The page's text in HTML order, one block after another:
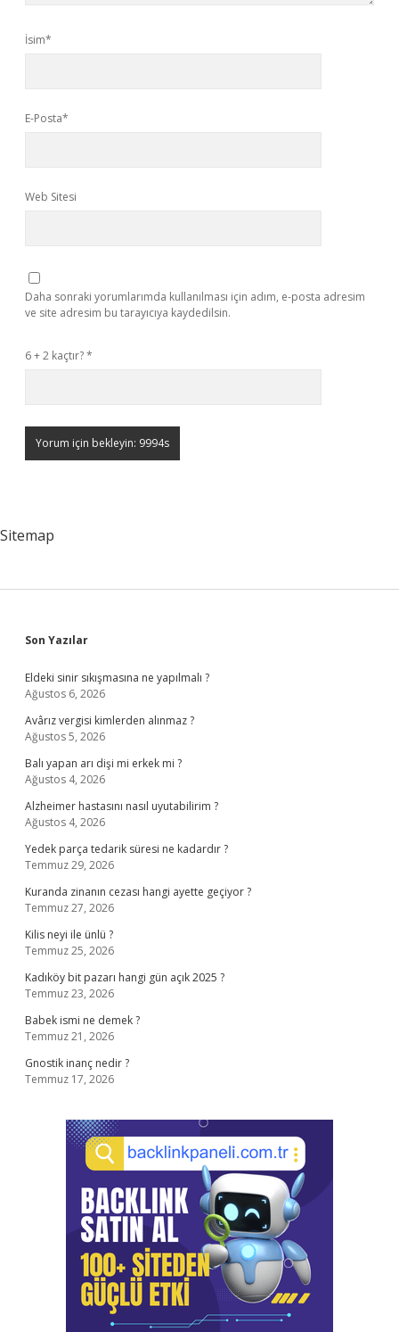
İsim*
E-Posta*
Web Sitesi
Daha sonraki yorumlarımda kullanılması için adım, e-posta adresim
ve site adresim bu tarayıcıya kaydedilsin.
6 + 2 kaçtır?*
Sitemap
Sidebar
Son Yazılar
Eldeki sinir sıkışmasına ne yapılmalı ?
Ağustos 6, 2026
Avârız vergisi kimlerden alınmaz ?
Ağustos 5, 2026
Balı yapan arı dişi mi erkek mi ?
Ağustos 4, 2026
Alzheimer hastasını nasıl uyutabilirim ?
Ağustos 4, 2026
Yedek parça tedarik süresi ne kadardır ?
Temmuz 29, 2026
Kuranda zinanın cezası hangi ayette geçiyor ?
Temmuz 27, 2026
Kilis neyi ile ünlü ?
Temmuz 25, 2026
Kadıköy bit pazarı hangi gün açık 2025 ?
Temmuz 23, 2026
Babek ismi ne demek ?
Temmuz 21, 2026
Gnostik inanç nedir ?
Temmuz 17, 2026